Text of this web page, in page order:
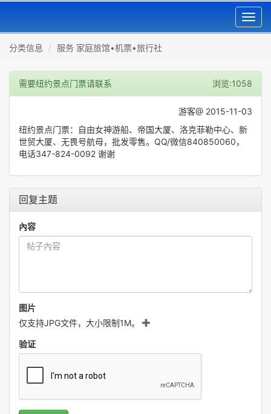
分类信息
服务 家庭旅馆•机票•旅行社
需要纽约景点门票请联系 浏览:1058
游客@ 2015-11-03
纽约景点门票：自由女神游船、帝国大厦、洛克菲勒中心、新
世贸大厦、无畏号航母，批发零售。QQ/微信840850060，
电话347-824-0092 谢谢
回复主题
內容
图片
仅支持JPG文件，大小限制1M。
验证